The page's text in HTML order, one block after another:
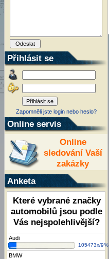
Přihlásit se
Zapomněli jste login nebo heslo?
Online servis
Online
sledování Vaší
zakázky
Anketa
Které vybrané značky
automobilů jsou podle
Vás nejspolehlivější?
Audi
105473x/9%
BMW